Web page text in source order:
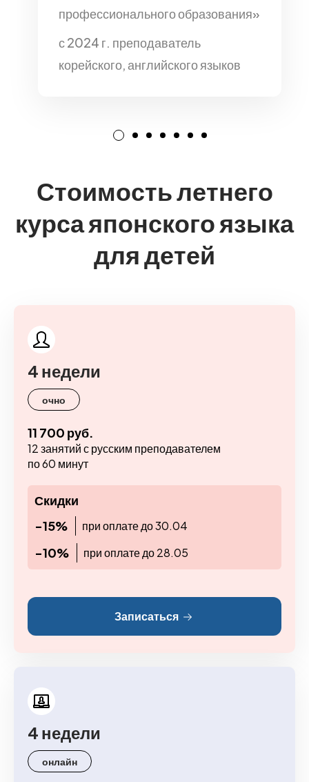
профессионального образования»
с 2024 г. преподаватель
корейского, английского языков
Стоимость летнего
курса японского языка
для детей
4 недели
очно
11 700 руб.
12 занятий с русским преподавателем
по 60 минут
Скидки
-15%
при оплате до 30.04
-10% при оплате до 28.05
Записаться
4 недели
онлайн